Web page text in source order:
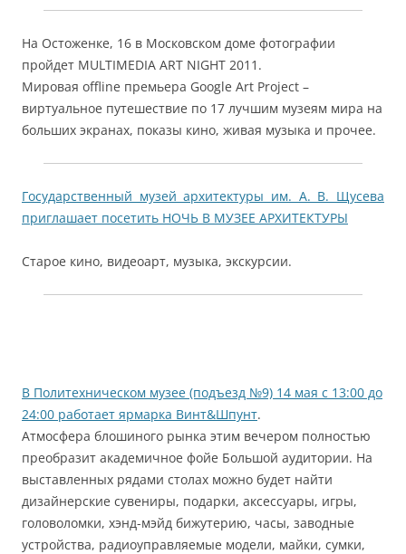
На Остоженке, 16 в Московском доме фотографии
пройдет MULTIMEDIA ART NIGHT 2011 .
Мировая offline премьера Google Art Project –
виртуальное путешествие по 17 лучшим музеям мира на
больших экранах, показы кино, живая музыка и прочее.
Государственный музей архитектуры им. А. В. Щусева
приглашает посетить НОЧЬ В МУЗЕЕ АРХИТЕКТУРЫ
Старое кино, видеоарт, музыка, экскурсии.
В Политехническом музее (подъезд №9) 14 мая с 13:00 до
24:00 работает ярмарка Винт&Шпунт.
Атмосфера блошиного рынка этим вечером полностью
преобразит академичное фойе Большой аудитории. На
выставленных рядами столах можно будет найти
дизайнерские сувениры, подарки, аксессуары, игры,
головоломки, хэнд-мэйд бижутерию, часы, заводные
устройства, радиоуправляемые модели, майки, сумки,